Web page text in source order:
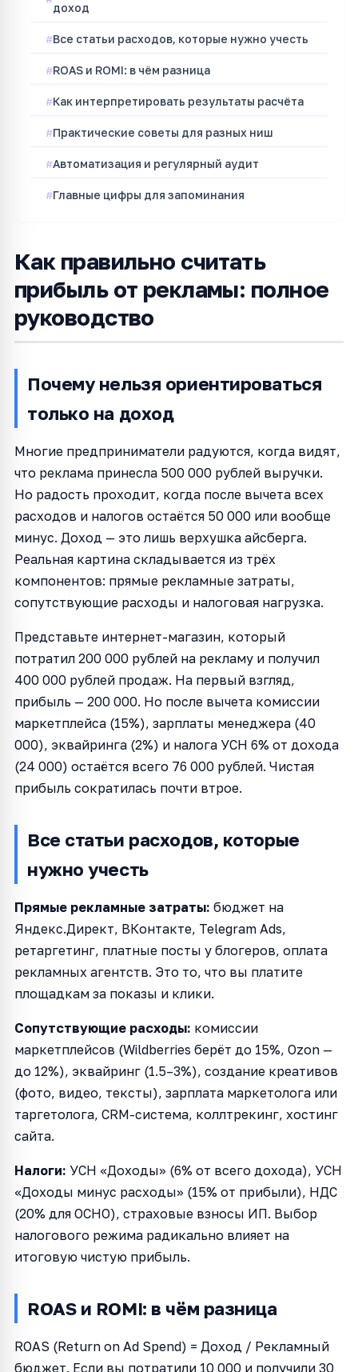
доход
Все статьи расходов, которые нужно учесть
ROAS и ROMI: в чём разница
Как интерпретировать результаты расчёта
Практические советы для разных ниш
Автоматизация и регулярный аудит
Главные цифры для запоминания
Как правильно считать
прибыль от рекламы: полное
руководство
Почему нельзя ориентироваться
только на доход
Многие предприниматели радуются, когда видят,
что реклама принесла 500 000 рублей выручки.
Но радость проходит, когда после вычета всех
расходов и налогов остаётся 50 000 или вообще
минус. Доход — это лишь верхушка айсберга.
Реальная картина складывается из трёх
компонентов: прямые рекламные затраты,
сопутствующие расходы и налоговая нагрузка.
Представьте интернет-магазин, который
потратил 200 000 рублей на рекламу и получил
400 000 рублей продаж. На первый взгляд,
прибыль — 200 000. Но после вычета комиссии
маркетплейса (15%), зарплаты менеджера (40
000), эквайринга (2%) и налога УСН 6% от дохода
(24 000) остаётся всего 76 000 рублей. Чистая
прибыль сократилась почти втрое.
Все статьи расходов, которые
нужно учесть
Прямые рекламные затраты: бюджет на
Яндекс.Директ, ВКонтакте, Telegram Ads,
ретаргетинг, платные посты у блогеров, оплата
рекламных агентств. Это то, что вы платите
площадкам за показы и клики.
Сопутствующие расходы: комиссии
маркетплейсов (Wildberries берёт до 15%, Ozon —
до 12%), эквайринг (1.5–3%), создание креативов
(фото, видео, тексты), зарплата маркетолога или
таргетолога, CRM-система, коллтрекинг, хостинг
сайта.
Налоги: УСН «Доходы» (6% от всего дохода), УСН
«Доходы минус расходы» (15% от прибыли), НДС
(20% для ОСНО), страховые взносы ИП. Выбор
налогового режима радикально влияет на
итоговую чистую прибыль.
ROAS и ROMI: в чём разница
ROAS (Return on Ad Spend) = Доход / Рекламный
бюджет. Если вы потратили 10 000 и получили 30